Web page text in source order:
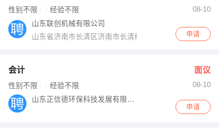
性别不限 经验不限
08-10
山东联创机械有限公司
山东省济南市长清区济南市长清经济开发区晶恒路6号
申请
会计 面议
性别不限 经验不限
08-10
山东正信德环保科技发展有限公司
申请